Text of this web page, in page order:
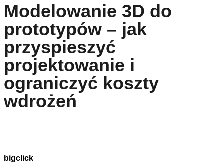
Modelowanie 3D do
prototypów – jak
przyspieszyć
projektowanie i
ograniczyć koszty
wdrożeń
bigclick